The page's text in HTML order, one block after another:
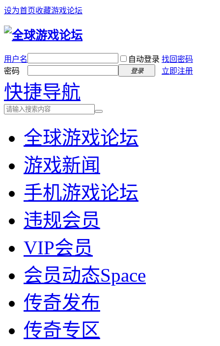
设为首页收藏游戏论坛
用户名 自动登录 找回密码
密码
登录 立即注册
快捷导航
全球游戏论坛
游戏新闻
手机游戏论坛
违规会员
VIP会员
会员动态Space
传奇发布
传奇专区